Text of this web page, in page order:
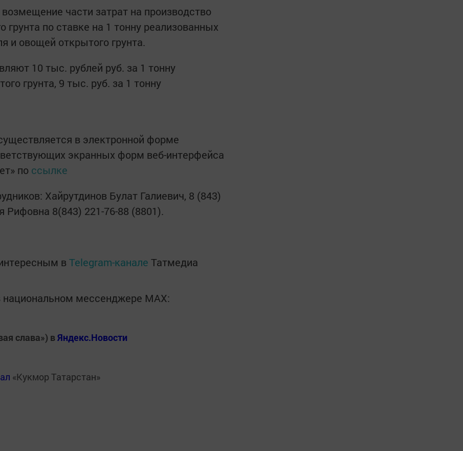
части затрат на производство
по ставке на 1 тонну реализованных
и овощей открытого грунта.
10 тыс. рублей руб. за 1 тонну
грунта, 9 тыс. руб. за 1 тонну
в электронной форме
экранных форм веб-интерфейса
по ссылке
Хайрутдинов Булат Галиевич, 8 (843)
Рифовна 8(843) 221-76-88 (8801).
в Telegram-канале Татмедиа
национальном мессенджере MАХ:
слава») вЯндекс.Новости
«Кукмор Татарстан»